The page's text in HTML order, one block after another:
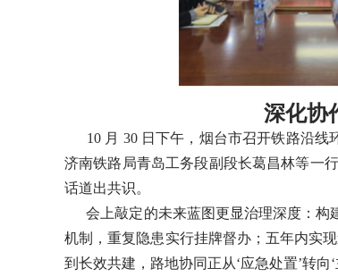
深化协
10 月 30 日下午，烟台市召开铁路沿线
济南铁路局青岛工务段副段长葛昌林等一
话道出共识。
会上敲定的未来蓝图更显治理深度：构
机制，重复隐患实行挂牌督办；五年内实
到长效共建，路地协同正从‘应急处置’转